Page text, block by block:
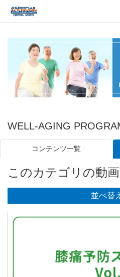
WELL-AGING
コンテンツ一覧
このカテゴリの動
並べ替え